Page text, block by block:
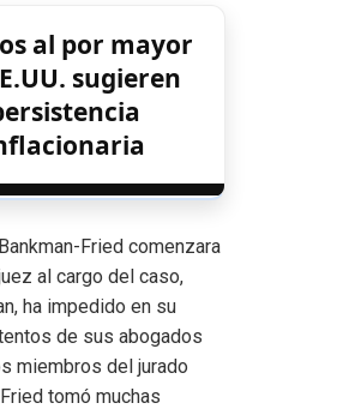
al por mayor
sugieren
Fried comenzara
al cargo del caso,
ha impedido en su
de sus abogados
miembros del jurado
tomó muchas